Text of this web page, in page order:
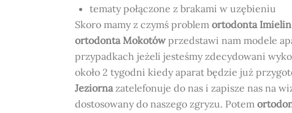
tematy połączone z brakami w uzębieniu
Skoro mamy z czymś problem ortodonta Imielin
ortodonta Mokotówprzedstawi nam modele
przypadkach jeżeli jesteśmy zdecydowani
około 2 tygodni kiedy aparat będzie już
Jeziornazatelefonuje do nas i zapisze nas na
dostosowany do naszego zgryzu. Potem